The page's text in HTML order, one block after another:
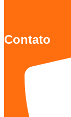
Contato